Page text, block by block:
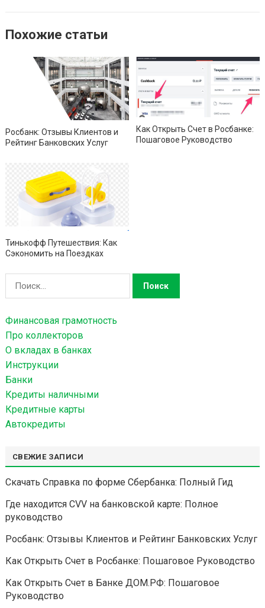
Похожие статьи
Росбанк: Отзывы Клиентов и
Рейтинг Банковских Услуг
Как Открыть Счет в Росбанке:
Пошаговое Руководство
Тинькофф Путешествия: Как
Сэкономить на Поездках
а
т
и
:
Финансовая грамотность
Про коллекторов
О вкладах в банках
Инструкции
Банки
Кредиты наличными
Кредитные карты
Автокредиты
СВЕЖИЕ ЗАПИСИ
Скачать Справка по форме Сбербанка: Полный Гид
Где находится CVV на банковской карте: Полное
руководство
Росбанк: Отзывы Клиентов и Рейтинг Банковских Услуг
Как Открыть Счет в Росбанке: Пошаговое Руководство
Как Открыть Счет в Банке ДОМ.РФ: Пошаговое
Руководство